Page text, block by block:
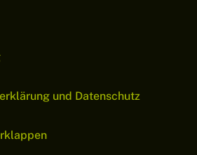
und Datenschutz